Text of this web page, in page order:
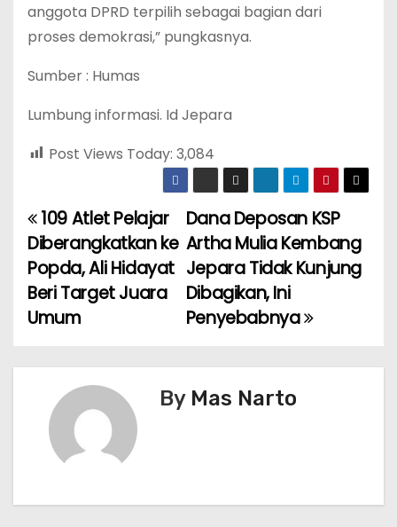
anggota DPRD terpilih sebagai bagian dari
proses demokrasi,” pungkasnya.
Sumber : Humas
Lumbung informasi. Id Jepara
Post Views Today: 3,084
P
o
s
n
Dana Deposan KSP
Artha Mulia Kembang
Jepara Tidak Kunjung
Dibagikan, Ini
Penyebabnya
109 Atlet Pelajar
Diberangkatkan ke
Popda, Ali Hidayat
Beri Target Juara
Umum
By Mas Narto